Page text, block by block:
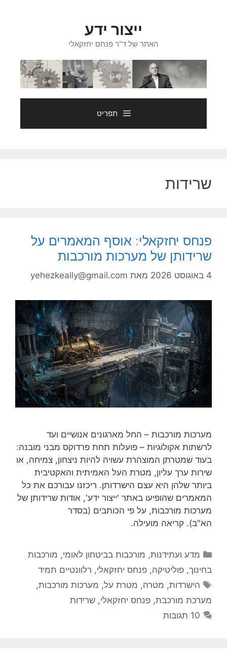
ייצור ידע
האתר של ד"ר פנחס יחזקאלי
תפריט
שרידות
פנחס יחזקאלי: אוסף המאמרים על
שרידותן של מערכות מורכבות
4 באוגוסט 2026 מאת yehezkeally@gmail.com
מערכות מורכבות – החל מארגונים אנושיים ועד
לרשתות אקולוגיות – פועלות תחת פרדוקס מבני מובנה:
בעוד שמטרתן המוצהרת עשויה להיות ניצחון, צמיחה, או
שירות ערך עליון, מטרת העל האמיתית והאקטיבית
ביותר שלהן היא עצם הישרדותן. ריכזנו עבורכם את כל
המאמרים שהופיעו באתר 'ייצור ידע', אודות שרידותן של
מערכות מורכבות, על פי הכותבים (בסדר
הא"ב). קריאה מועילה.
קטגוריות
מדע ועתידנות, מורכבות בביטחון לאומי, מורכבות
בחינוך, פוליטיקה, פנחס יחזקאלי, רלוונטיים תמיד
תגיות
הישרדות, מטרה, מטרת על, מערכות מורכבות,
מערכת מורכבת, פנחס יחזקאלי, שרידות
10 תגובות